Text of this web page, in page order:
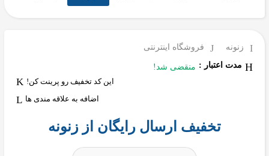
زنونه
فروشگاه اینترنتی
مدت اعتبار : منقضی شد!
این کد تخفیف رو پرینت کن!
اضافه به علاقه مندی ها
تخفیف ارسال رایگان از زنونه